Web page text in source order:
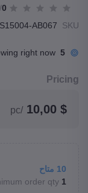
0
/5.0
SKU
AB067
5
right now
Pricing
$ 10,00
/pc
10 متاح
order qty 1